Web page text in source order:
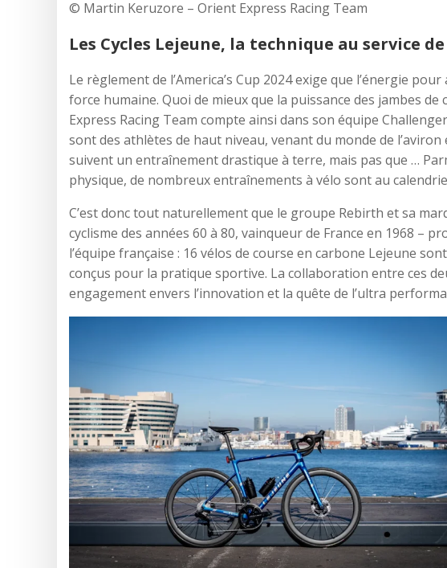
© Martin Keruzore – Orient Express Racing Team
Les Cycles Lejeune, la technique au service
Le règlement de l’America’s Cup 2024 exige que l’énergie
force humaine. Quoi de mieux que la puissance des jambes
Express Racing Team compte ainsi dans son équipe
sont des athlètes de haut niveau, venant du monde de
suivent un entraînement drastique à terre, mais pas que …
physique, de nombreux entraînements à vélo sont au
C’est donc tout naturellement que le groupe Rebirth et sa
cyclisme des années 60 à 80, vainqueur de France en 1968 –
l’équipe française : 16 vélos de course en carbone Lejeune
conçus pour la pratique sportive. La collaboration entre ces
engagement envers l’innovation et la quête de l’ultra